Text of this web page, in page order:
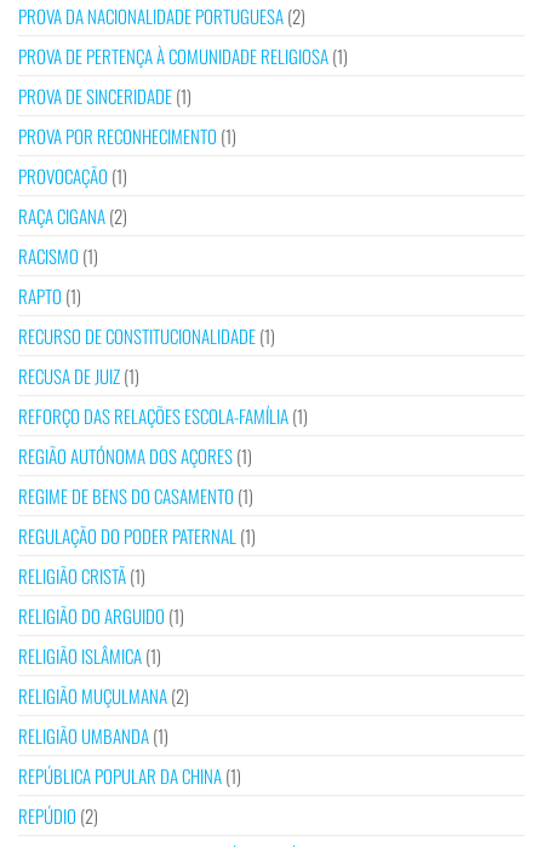
PROVA DA NACIONALIDADE PORTUGUESA(2)
PROVA DE PERTENÇA À COMUNIDADE RELIGIOSA(1)
PROVA DE SINCERIDADE(1)
PROVA POR RECONHECIMENTO (1)
PROVOCAÇÃO (1)
RAÇA CIGANA(2)
RACISMO (1)
RAPTO (1)
RECURSO DE CONSTITUCIONALIDADE(1)
RECUSA DE JUIZ(1)
REFORÇO DAS RELAÇÕES ESCOLA-FAMÍLIA(1)
REGIÃO AUTÓNOMA DOS AÇORES(1)
REGIME DE BENS DO CASAMENTO (1)
REGULAÇÃO DO PODER PATERNAL (1)
RELIGIÃO CRISTÃ(1)
RELIGIÃO DO ARGUIDO (1)
RELIGIÃO ISLÂMICA(1)
RELIGIÃO MUÇULMANA(2)
RELIGIÃO UMBANDA(1)
REPÚBLICA POPULAR DA CHINA(1)
REPÚDIO (2)